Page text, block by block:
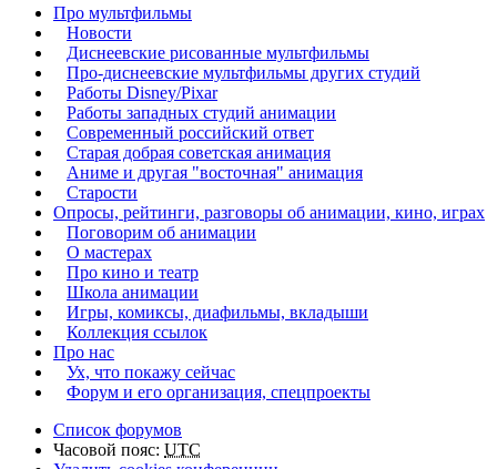
Про мультфильмы
Новости
Диснеевские рисованные мультфильмы
Про-диснеевские мультфильмы других студий
Работы Disney/Pixar
Работы западных студий анимации
Современный российский ответ
Старая добрая советская анимация
Аниме и другая "восточная" анимация
Старости
Опросы, рейтинги, разговоры об анимации, кино, играх
Поговорим об анимации
О мастерах
Про кино и театр
Школа анимации
Игры, комиксы, диафильмы, вкладыши
Коллекция ссылок
Про нас
Ух, что покажу сейчас
Форум и его организация, спецпроекты
Список форумов
Часовой пояс: UTC